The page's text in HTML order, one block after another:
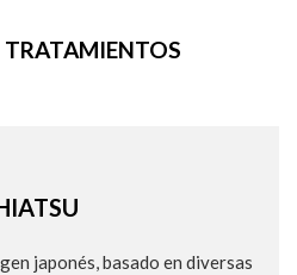
TRATAMIENTOS
japonés, basado en diversas